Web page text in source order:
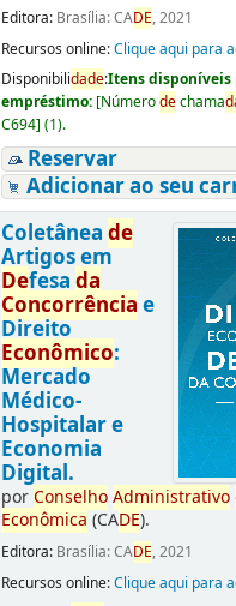
Editora: Brasília: CADE, 2021
Recursos online:Clique aqui para
Disponibilidade:Itens disponíveis
empréstimo: [Númerodechama
C694] (1).
Reservar
Adicionar ao seu
Coletânea de
Artigos em
Defesa da
Concorrência e
Direito
Econômico:
Mercado
Médico-
Hospitalar e
Economia
Digital.
porConselho Administrativo
Econômica (CADE).
Editora: Brasília: CADE, 2021
Recursos online:Clique aqui para